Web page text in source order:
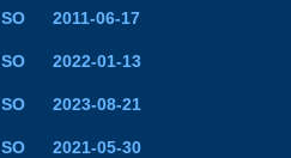
SO 2011-06-17
SO 2022-01-13
SO 2023-08-21
SO 2021-05-30